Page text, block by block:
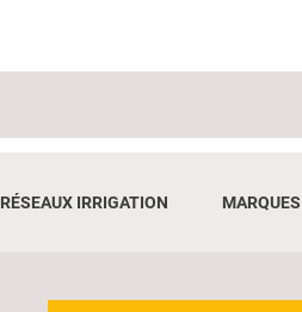
RÉSEAUX IRRIGATION MARQUES